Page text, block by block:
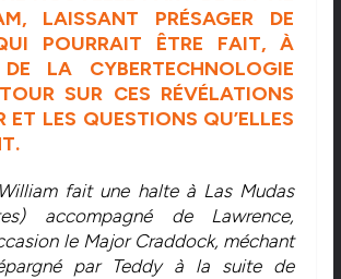
LAISSANT PRÉSAGER DE
POURRAIT ÊTRE FAIT, À
DE LA CYBERTECHNOLOGIE
SUR CES RÉVÉLATIONS
ET LES QUESTIONS QU’ELLES
fait une halte à Las Mudas
accompagné de Lawrence,
le Major Craddock, méchant
par Teddy à la suite de